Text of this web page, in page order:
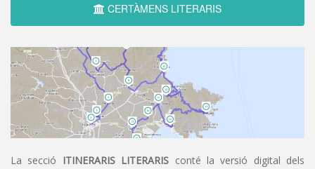
CERTÀMENS LITERARIS
La secció ITINERARIS LITERARIS conté la versió digital dels